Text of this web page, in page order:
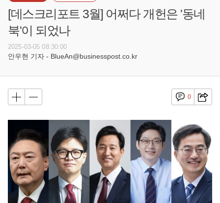
[데스크리포트 3월] 어쩌다 개헌은 '동네
북'이 되었나
2025-03-05 08:30:00
안우현 기자 - BlueAn@businesspost.co.kr
0